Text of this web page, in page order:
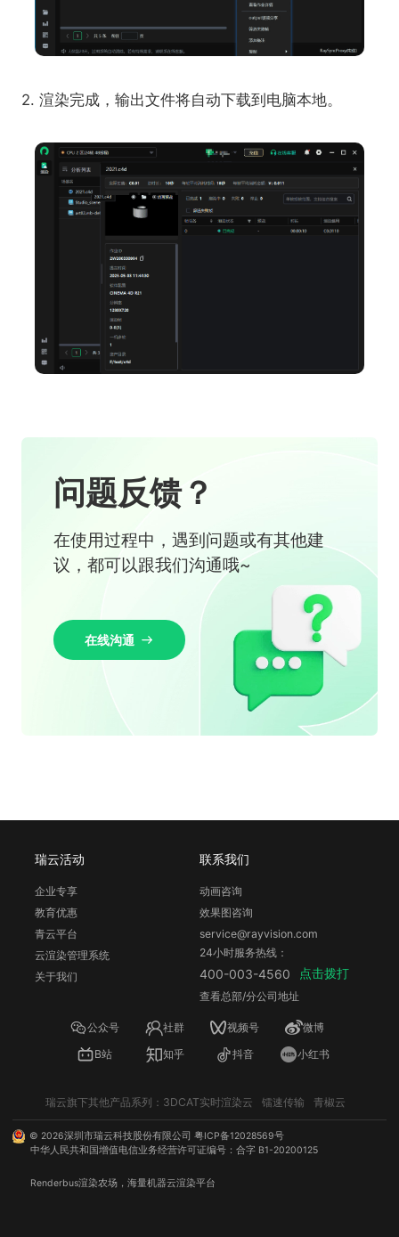
2. 渲染完成，输出文件将自动下载到电脑本地。
问题反馈？
在使用过程中，遇到问题或有其他建
议，都可以跟我们沟通哦~
在线沟通
瑞云活动
企业专享
教育优惠
青云平台
云渲染管理系统
关于我们
联系我们
动画咨询
效果图咨询
service@rayvision.com
24小时服务热线：
400-003-4560 点击拨打
查看总部/分公司地址
公众号 社群 视频号
微博
B站
知乎 抖音 小红书
瑞云旗下其他产品系列： 3DCAT实时渲染云 镭速传输 青椒云
© 2026深圳市瑞云科技股份有限公司 粤ICP备12028569号
中华人民共和国增值电信业务经营许可证编号：合字 B1-20200125
Renderbus渲染农场 ，海量机器云渲染平台